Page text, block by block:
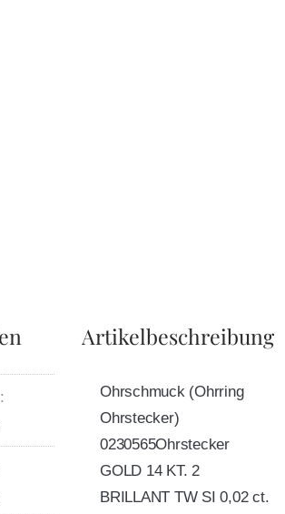
Artikelbeschreibung
Ohrschmuck (Ohrring
Ohrstecker)
0230565Ohrstecker
GOLD 14 KT. 2
BRILLANT TW SI 0,02 ct.